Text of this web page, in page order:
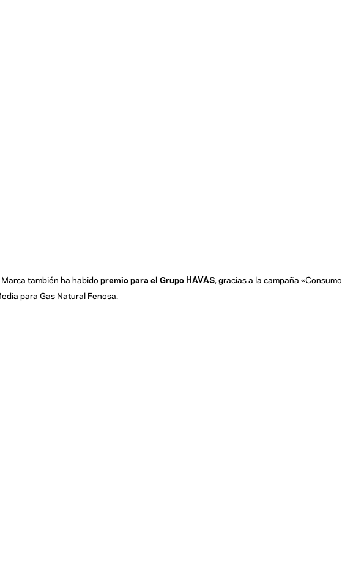
también ha habido premio para el Grupo HAVAS, gracias a la campaña «Consumo
para Gas Natural Fenosa.